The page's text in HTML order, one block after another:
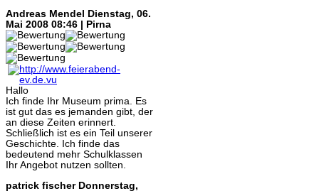
Andreas Mendel
Dienstag, 06.
Mai 2008 08:46 | Pirna
Hallo
Ich finde Ihr Museum prima. Es
ist gut das es jemanden gibt, der
an diese Zeiten erinnert.
Schließlich ist es ein Teil unserer
Geschichte. Ich finde das
bedeutend mehr Schulklassen
Ihr Angebot nutzen sollten.
patrick fischer Donnerstag,